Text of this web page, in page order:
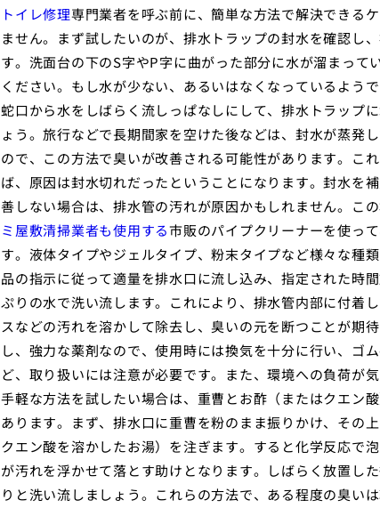
トイレ修理専門業者を呼ぶ前に、簡単な方法で解決できる
ません。まず試したいのが、排水トラップの封水を確認し
す。洗面台の下のS字やP字に曲がった部分に水が溜まって
ください。もし水が少ない、あるいはなくなっているよう
蛇口から水をしばらく流しっぱなしにして、排水トラップ
ょう。旅行などで長期間家を空けた後などは、封水が蒸発
ので、この方法で臭いが改善される可能性があります。こ
ば、原因は封水切れだったということになります。封水を
善しない場合は、排水管の汚れが原因かもしれません。この
ミ屋敷清掃業者も使用する市販のパイプクリーナーを使っ
す。液体タイプやジェルタイプ、粉末タイプなど様々な種
品の指示に従って適量を排水口に流し込み、指定された時
ぷりの水で洗い流します。これにより、排水管内部に付着
スなどの汚れを溶かして除去し、臭いの元を断つことが期
し、強力な薬剤なので、使用時には換気を十分に行い、ゴ
ど、取り扱いには注意が必要です。また、環境への負荷が
手軽な方法を試したい場合は、重曹とお酢（またはクエン
あります。まず、排水口に重曹を粉のまま振りかけ、その
クエン酸を溶かしたお湯）を注ぎます。すると化学反応で
が汚れを浮かせて落とす助けとなります。しばらく放置し
りと洗い流しましょう。これらの方法で、ある程度の臭い